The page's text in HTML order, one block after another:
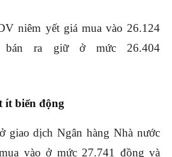
niêm yết giá mua vào 26.124
bán ra giữ ở mức 26.404
ít biến động
giao dịch Ngân hàng Nhà nước
vào ở mức 27.741 đồng và